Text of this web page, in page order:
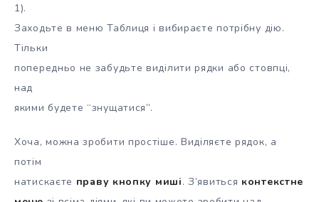
1).
Заходьте в меню Таблиця і вибираєте потрібну дію.
Тільки
попередньо не забудьте виділити рядки або стовпці,
над
якими будете “знущатися”.
Хоча, можна зробити простіше. Виділяєте рядок, а
потім
натискаєте праву кнопку миші. З’явиться контекстне